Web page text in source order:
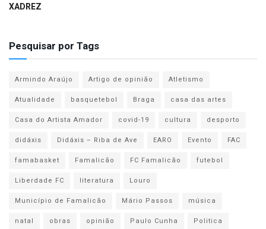
XADREZ
Pesquisar por Tags
Armindo Araújo Artigo de opinião
Atletismo
Atualidade
basquetebol Braga
casa das artes
Casa do Artista Amador
covid-19 cultura
desporto
didáxis
Didáxis – Riba de Ave EARO Evento
FAC
famabasket
Famalicão FC Famalicão
futebol
Liberdade FC
literatura
Louro
Município de Famalicão
Mário Passos
música
natal
obras opinião Paulo Cunha
Politica